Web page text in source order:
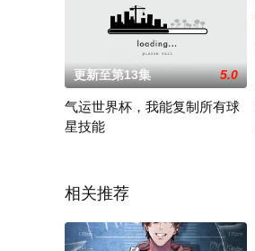
更新至第13集 5.0
气运世界杯，我能复制所有球
星技能
相关推荐